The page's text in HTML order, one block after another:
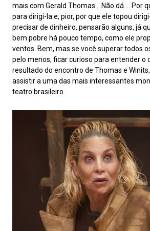
mais com Gerald Thomas… Não dá…. Por
para dirigi-la e, pior, por que ele topou
precisar de dinheiro, pensarão alguns, já
bem pobre há pouco tempo, como ele
ventos. Bem, mas se você superar todos
pelo menos, ficar curioso para entender o
resultado do encontro de Thomas e
assistir a uma das mais interessantes
teatro brasileiro.